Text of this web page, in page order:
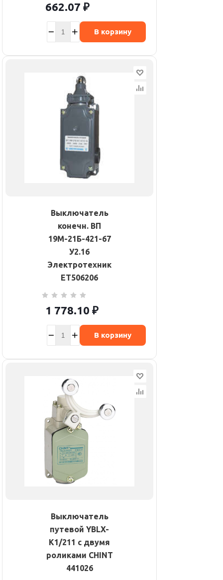
662.07 ₽
В корзину
Выключатель
конечн. ВП
19М-21Б-421-67
У2.16
Электротехник
ET506206
1 778.10 ₽
В корзину
Выключатель
путевой YBLX-
K1/211 с двумя
роликами CHINT
441026